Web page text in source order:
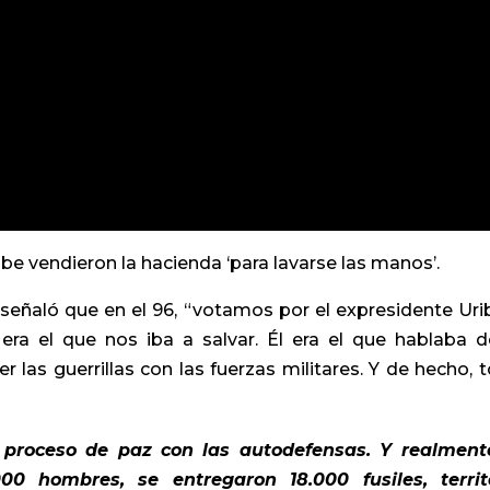
vendieron la hacienda ‘para lavarse las manos’.
que en el 96, “votamos por el expresidente
el que nos iba a salvar. Él era el que hablaba
las guerrillas con las fuerzas militares. Y de hecho,
de paz con las autodefensas. Y
hombres, se entregaron 18.000 fusiles,